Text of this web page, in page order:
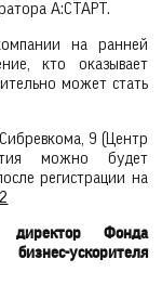
А:СТАРТ.
на ранней
кто оказывает
может стать
9 (Центр
можно будет
регистрации на
директор Фонда
ускорителя